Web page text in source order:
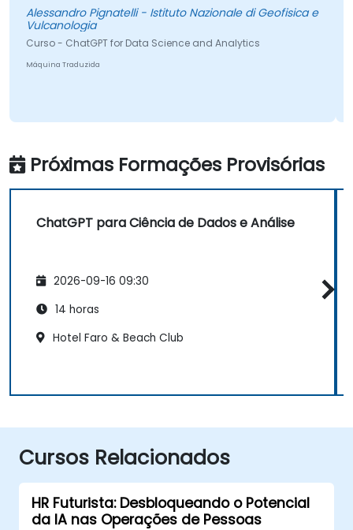
Pignatelli - Istituto Nazionale di Geofisica e
- ChatGPT for Data Science and Analytics
Traduzida
Próximas Formações Provisórias
ChatGPT para Ciência de Dados e Análise
2026-09-16 09:30
14 horas
Hotel Faro & Beach Club
Cursos Relacionados
HR Futurista: Desbloqueando o Potencial
da IA nas Operações de Pessoas